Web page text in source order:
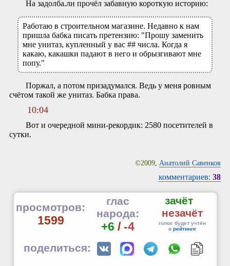
На задолба.ли прочёл забавную короткую историю:
Работаю в строительном магазине. Недавно к нам
пришла бабка писать претензию: "Прошу заменить
мне унитаз, купленный у вас ## числа. Когда я
какаю, какашки падают в него и обрызгивают мне
попу."
Поржал, а потом призадумался. Ведь у меня ровным
счётом такой же унитаз. Бабка права.
10:04
Вот и очередной мини-рекордик: 2580 посетителей в
сутки.
©2009, Анатолий Савенков
комментариев: 38
просмотров:
1599
глас
народа:
+6 / -4
зачёт
незачёт
голос будет учтён
в рейтинге
поделиться: